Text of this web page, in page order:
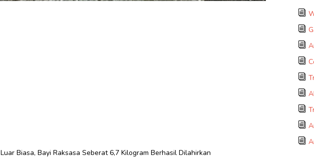
Luar Biasa, Bayi Raksasa Seberat 6,7 Kilogram Berhasil Dilahirkan